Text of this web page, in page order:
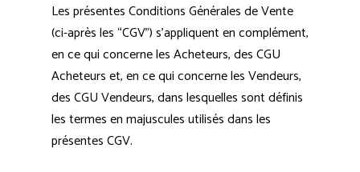
Les présentes Conditions Générales de Vente
(ci-après les “CGV”) s’appliquent en complément,
en ce qui concerne les Acheteurs, des CGU
Acheteurs et, en ce qui concerne les Vendeurs,
des CGU Vendeurs, dans lesquelles sont définis
les termes en majuscules utilisés dans les
présentes CGV.